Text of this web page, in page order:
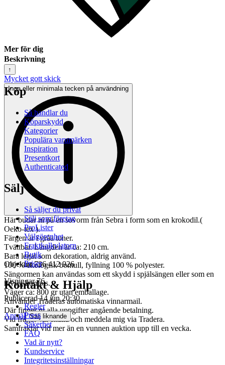
Beskrivning
Mycket gott skick
Inga eller minimala tecken på användning
Här budar ni på en sovorm från Sebra i form som en krokodil.(
Oeko-tex ).
Färgen är i gråa toner.
Tvättbar. Längden är ca: 210 cm.
Bara legat som dekoration, aldrig använd.
100 % ekologisk bomull, fyllning 100 % polyester.
Sängormen kan användas som ett skydd i spjälsängen eller som en
mysig kompis.
Väger ca: 800 gr utan emballage.
Använder Traderas automatiska vinnarmail.
Där finner ni alla uppgifter angående betalning.
Vid frågor var snälla och meddela mig via Tradera.
Samfraktar vid mer än en vunnen auktion upp till en vecka.
Objektnr 736 412 926
Visningar 76
Publicerad 14 jun 20:30
Anmäl Sälj liknande
Mer för dig
↑
Köp
Så handlar du
Köparskydd
Kategorier
Populära varumärken
Inspiration
Presentkort
Authenticated
Sälj
Så säljer du privat
Sälj som företag
ProLister
Välgörenhet
Fraktkalkylatorn
Butik
Priser
Kontakt & Hjälp
Regler
Press
Säkerhet
FAQ
Vad är nytt?
Kundservice
Integritetsinställningar